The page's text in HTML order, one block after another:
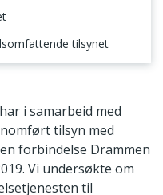
tilsynet
i samarbeid med
tilsyn med
forbindelse Drammen
Vi undersøkte om
til